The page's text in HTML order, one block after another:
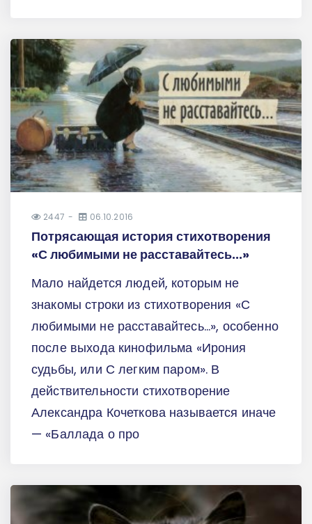
2447 06.10.2016
Потрясающая история стихотворения
«С любимыми не расставайтесь...»
Мало найдется людей, которым не
знакомы строки из стихотворения «С
любимыми не расставайтесь...», особенно
после выхода кинофильма «Ирония
судьбы, или С легким паром». В
действительности стихотворение
Александра Кочеткова называется иначе
— «Баллада о про